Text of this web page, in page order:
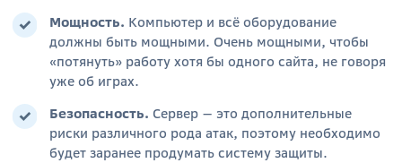
Мощность. Компьютер и всё оборудование
должны быть мощными. Очень мощными, чтобы
«потянуть» работу хотя бы одного сайта, не говоря
уже об играх.
Безопасность. Сервер — это дополнительные
риски различного рода атак, поэтому необходимо
будет заранее продумать систему защиты.